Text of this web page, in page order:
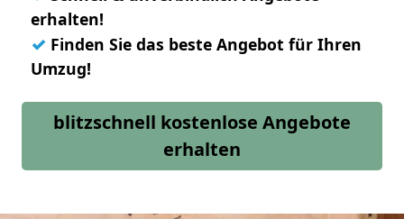
erhalten!
✓ Finden Sie das beste Angebot für Ihren
Umzug!
blitzschnell kostenlose Angebote
erhalten